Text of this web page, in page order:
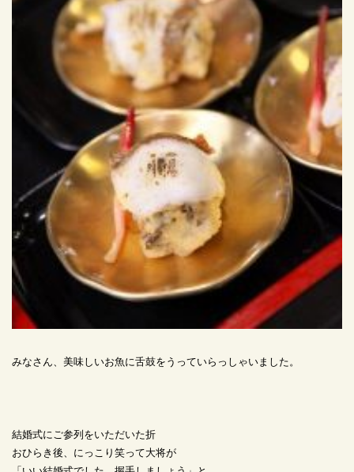
みなさん、美味しいお魚に舌鼓をうっていらっしゃいました。
結婚式にご参列をいただいた折
おひらき後、にっこり笑って大将が